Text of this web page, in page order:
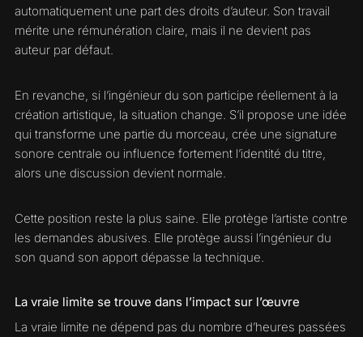
automatiquement une part des droits d’auteur. Son travail
mérite une rémunération claire, mais il ne devient pas
auteur par défaut.
En revanche, si l’ingénieur du son participe réellement à la
création artistique, la situation change. S’il propose une idée
qui transforme une partie du morceau, crée une signature
sonore centrale ou influence fortement l’identité du titre,
alors une discussion devient normale.
Cette position reste la plus saine. Elle protège l’artiste contre
les demandes abusives. Elle protège aussi l’ingénieur du
son quand son apport dépasse la technique.
La vraie limite se trouve dans l’impact sur l’œuvre
La vraie limite ne dépend pas du nombre d’heures passées